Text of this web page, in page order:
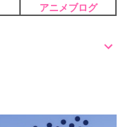
アニメブログ